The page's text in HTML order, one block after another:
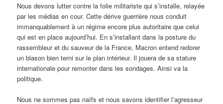
Nous devons lutter contre la folie militariste qui s’installe, relayée
par les médias en cour. Cette dérive guerrière nous conduit
immanquablement à un régime encore plus autoritaire que celui
qui est en place aujourd’hui. En s’installant dans la posture du
rassembleur et du sauveur de la France, Macron entend redorer
un blason bien terni sur le plan intérieur. Il jouera de sa stature
internationale pour remonter dans les sondages. Ainsi va la
politique.
Nous ne sommes pas naïfs et nous savons identifier l’agresseur